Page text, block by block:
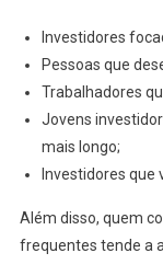
Investidores
Pessoas que
Trabalhadores
Jovens
mais longo;
Investidores que
Além disso, quem
frequentes tende a